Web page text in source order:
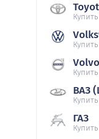
Volvo
ВАЗ
ГАЗ